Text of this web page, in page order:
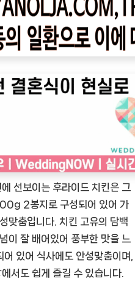
인
기
상
맛
자
이
드
치
킨
500g
X
2
선보이는 후라이드 치킨은 그
2봉지로 구성되어 있어 가
맞춤입니다. 치킨 고유의 담백
이 잘 배어있어 풍부한 맛을 느
있어 식사에도 안성맞춤이며,
서도 쉽게 즐길 수 있습니다.